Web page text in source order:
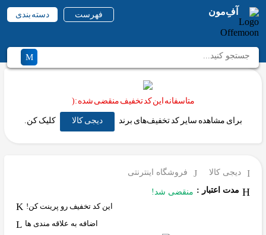
آفِ‌مون فهرست دسته بندی
متاسفانه این کد تخفیف منقضی شده :(
برای مشاهده سایر کد تخفیف‌های برند دیجی کالا کلیک کن.
دیجی کالا
فروشگاه اینترنتی
مدت اعتبار : منقضی شد!
این کد تخفیف رو پرینت کن!
اضافه به علاقه مندی ها